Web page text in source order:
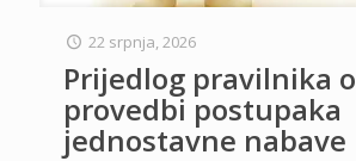
22 srpnja, 2026
Prijedlog pravilnika o
provedbi postupaka
jednostavne nabave